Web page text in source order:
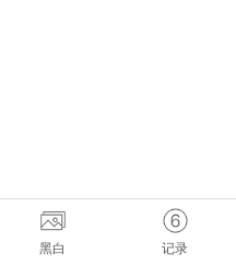
黑白 记录